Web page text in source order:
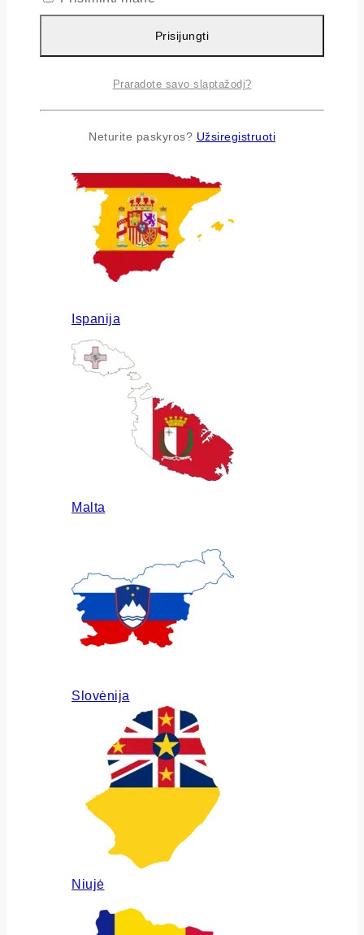
Airija
Ispanija
Malta
Slovėnija
Niujė
Prisijungti
Praradote savo slaptažodį?
Neturite paskyros? Užsiregistruoti